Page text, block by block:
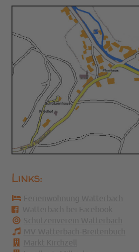
Links: